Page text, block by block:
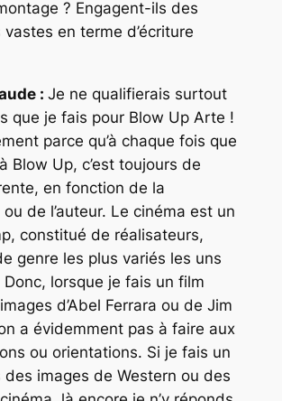
? Engagent-ils des
en terme d’écriture
: Je ne qualifierais surtout
que je fais pour Blow Up Arte !
parce qu’à chaque fois que
Blow Up, c’est toujours de
en fonction de la
de l’auteur. Le cinéma est un
constitué de réalisateurs,
genre les plus variés les uns
lorsque je fais un film
d’Abel Ferrara ou de Jim
a évidemment pas à faire aux
ou orientations. Si je fais un
des images de Western ou des